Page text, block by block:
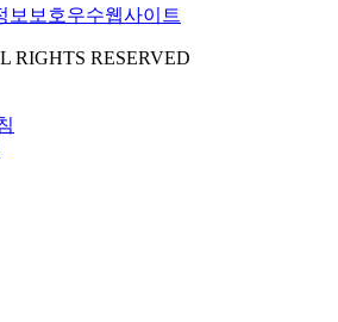
RIGHTS RESERVED